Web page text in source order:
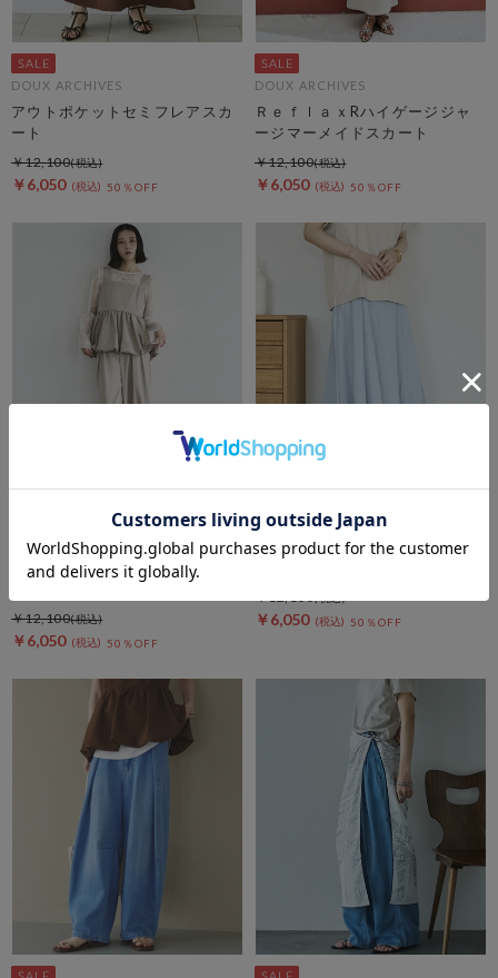
DOUX ARCHIVES
アウトポケットセミフレアスカ
ート
￥6,050 50％OFF
￥12,100
DOUX ARCHIVES
ＲｅｆｌａｘRハイゲージジャ
ージマーメイドスカート
￥6,050 50％OFF
￥12,100
DOUX ARCHIVES
【接触冷感／イージーケア】バ
￥6,050 50％OFF
￥12,100
DOUX ARCHIVES
￥6,050 50％OFF
￥12,100